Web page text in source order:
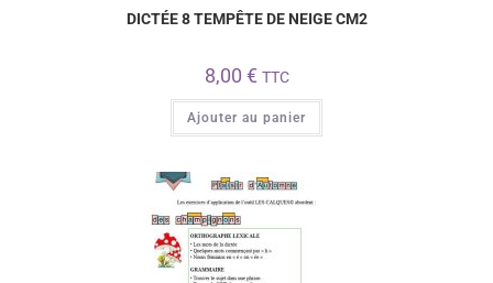
DICTÉE 8 TEMPÊTE DE NEIGE CM2
8,00 € TTC
Ajouter au panier